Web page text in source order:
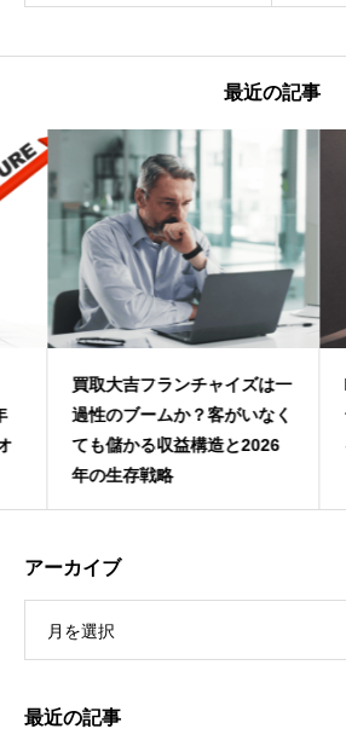
最近の記事
買取大吉フランチャイズは一
過性のブームか？客がいなく
ても儲かる収益構造と2026
年の生存戦略
FC
ティ
る、
アーカイブ
月を選択
最近の記事